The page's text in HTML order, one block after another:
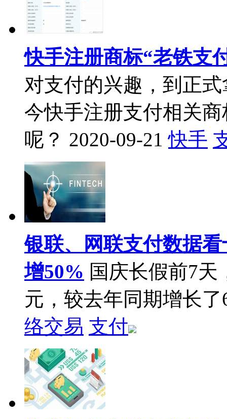
快手注册商标“老铁支
对支付的兴趣，到正
今快手注册支付相关
呢？ 2020-09-21 快手
银联、网联支付数据
增50% 国庆长假前7天
元，较去年同期增长了
络交易 支付